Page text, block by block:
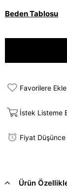
Beden Tablosu
Favorilere Ekle
İstek Listeme
Fiyat
Ürün